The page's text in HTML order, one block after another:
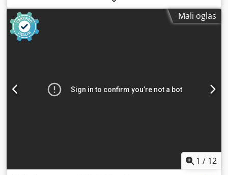
elektronsko podešavanje radnih parametara kompresora
zvučno izolovana kabina (samo 67 dB) ispunjava CE
standarde godina proizvodnje 2025. – NOVO
Mali oglas
1 / 12